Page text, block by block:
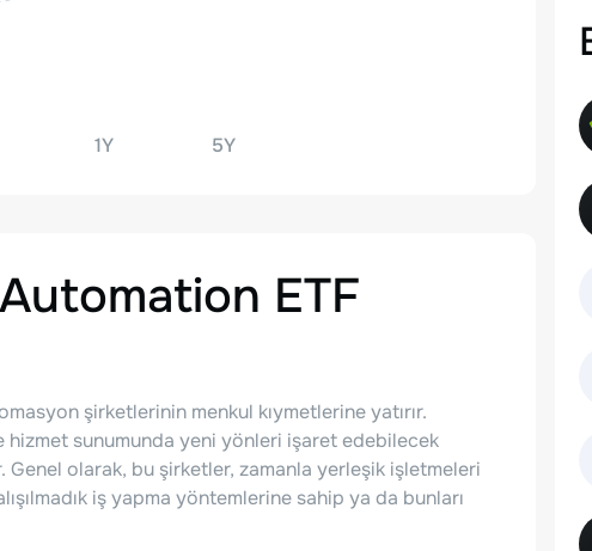
1Y 5Y
ETF
şirketlerinin menkul kıymetlerine yatırır.
hizmet sunumunda yeni yönleri işaret edebilecek
olarak, bu şirketler, zamanla yerleşik işletmeleri
iş yapma yöntemlerine sahip ya da bunları